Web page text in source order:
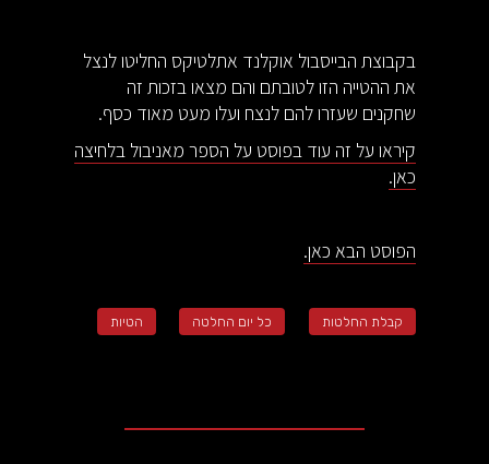
בקבוצת הבייסבול אוקלנד אתלטיקס החליטו לנצל
את ההטייה הזו לטובתם והם מצאו בזכות זה
שחקנים שעזרו להם לנצח ועלו מעט מאוד כסף.
קיראו על זה עוד בפוסט על הספר מאניבול בלחיצה
כאן.
הפוסט הבא כאן.
קבלת החלטות כל יום החלטה הטיות